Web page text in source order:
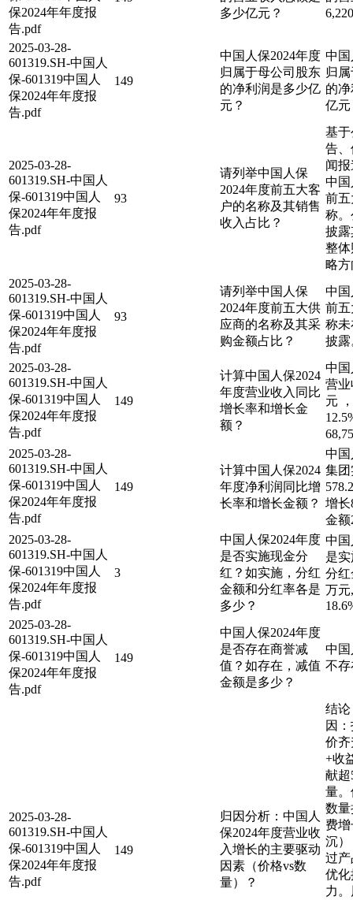
保2024年年度报
告.pdf
多少亿元？
2025-03-28-
601319.SH-中国人
保-601319中国人
保2024年年度报
告.pdf
149
中国人保2024年度
归属于母公司股东
的净利润是多少亿
元？
中国
归
的净
亿元
2025-03-28-
601319.SH-中国人
保-601319中国人
保2024年年度报
告.pdf
93
请列举中国人保
2024年度前五大客
户的名称及其销售
收入占比？
基
告
闻
中国
前
称
披
整
略
2025-03-28-
601319.SH-中国人
保-601319中国人
保2024年年度报
告.pdf
93
请列举中国人保
2024年度前五大供
应商的名称及其采
购金额占比？
中国
前
称
披露
2025-03-28-
601319.SH-中国人
保-601319中国人
保2024年年度报
告.pdf
149
计算中国人保2024
年度营业收入同比
增长率和增长金
额？
中
营业
元
2025-03-28-
601319.SH-中国人
保-601319中国人
保2024年年度报
告.pdf
149
计算中国人保2024
年度净利润同比增
长率和增长金额？
中国
集
增长
金额
2025-03-28-
601319.SH-中国人
保-601319中国人
保2024年年度报
告.pdf
3
中国人保2024年度
是否实施现金分
红？如实施，分红
金额和分红率各是
多少？
中国
是
分红
万
2025-03-28-
601319.SH-中国人
保-601319中国人
保2024年年度报
告.pdf
149
中国人保2024年度
是否存在商誉减
值？如存在，减值
金额是多少？
中国
不
2025-03-28-
601319.SH-中国人
保-601319中国人
保2024年年度报
告.pdf
149
归因分析：中国人
保2024年度营业收
入增长的主要驱动
因素（价格vs数
量）？
结
因
价
+收
献超
量
数
费
沉
过
优
力